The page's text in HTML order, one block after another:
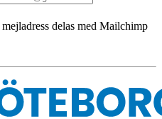
delas med Mailchimp